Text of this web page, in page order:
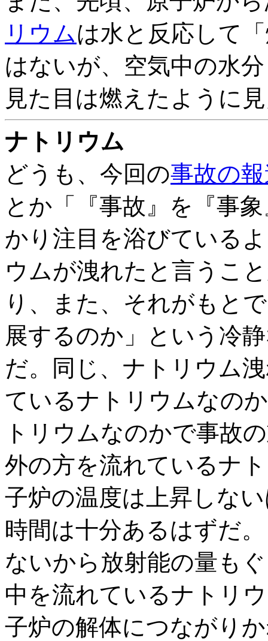
リウムは水と反応して
はないが、空気中の水
見た目は燃えたように
ナトリウム
どうも、今回の事故の
とか「『事故』を『事
かり注目を浴びている
ウムが洩れたと言うこ
り、また、それがもと
展するのか」という冷
だ。同じ、ナトリウム
ているナトリウムなの
トリウムなのかで事故
外の方を流れているナ
子炉の温度は上昇しな
時間は十分あるはずだ
ないから放射能の量も
中を流れているナトリ
子炉の解体につながり